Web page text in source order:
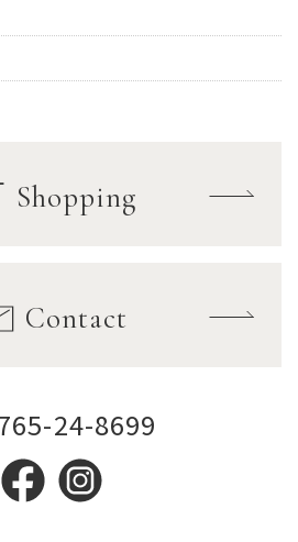
Shopping
Contact
24-8699